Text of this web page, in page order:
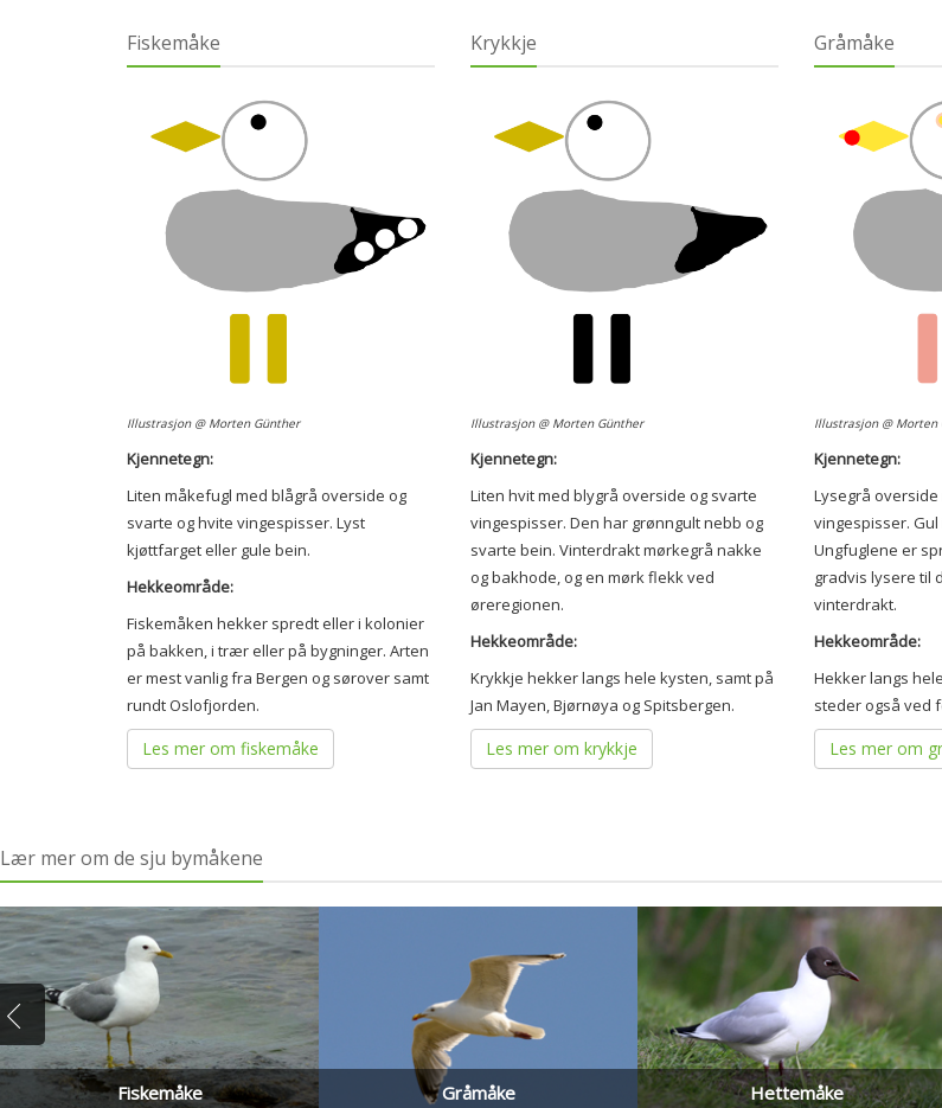
Fiskemåke
Illustrasjon @ Morten Günther
Kjennetegn:
Liten måkefugl med blågrå overside og
svarte og hvite vingespisser. Lyst
kjøttfarget eller gule bein.
Hekkeområde:
Fiskemåken hekker spredt eller i kolonier
på bakken, i trær eller på bygninger. Arten
er mest vanlig fra Bergen og sørover samt
rundt Oslofjorden.
Les mer om fiskemåke
Krykkje
Illustrasjon @ Morten Günther
Kjennetegn:
Liten hvit med blygrå overside og svarte
vingespisser. Den har grønngult nebb og
svarte bein. Vinterdrakt mørkegrå nakke
og bakhode, og en mørk flekk ved
øreregionen.
Hekkeområde:
Krykkje hekker langs hele kysten, samt på
Jan Mayen, Bjørnøya og Spitsbergen.
Les mer om krykkje
Gråmåke
Illustrasjon @ Morten
Kjennetegn:
Lysegrå
vingespisser.
Ungfuglene er
gradvis lysere til
vinterdrakt.
Hekkeområde:
Hekker langs
steder også ved
Les mer om
Lær mer om de sju bymåkene
Fiskemåke Gråmåke Hettemåke